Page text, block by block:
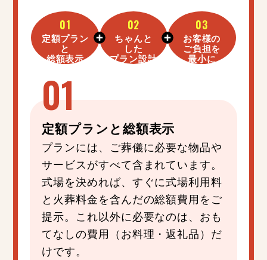
01
定額プラン
と
総額表示
02
ちゃんと
した
プラン設計
03
お客様の
ご負担を
最小に
定額プラン と総額表示
プランには、ご葬儀に必要な物品や
サービスがすべて含まれています。
式場を決めれば、すぐに式場利用料
と火葬料金を含んだの総額費用をご
提示。これ以外に必要なのは、おも
てなしの費用（お料理・返礼品）だ
けです。